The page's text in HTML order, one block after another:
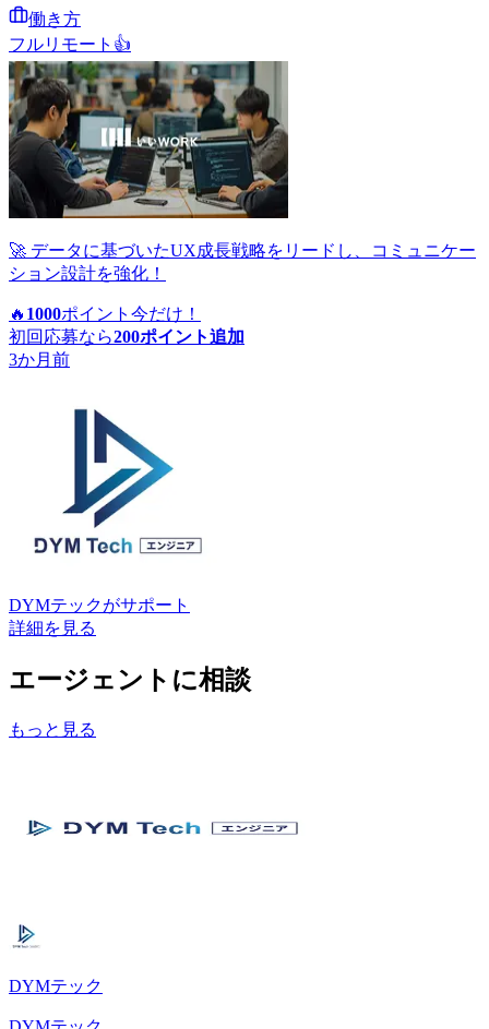
働き方
フルリモート 👍
🚀 データに基づいたUX成長戦略をリードし、コミュニケー
ション設計を強化！
🔥 1000ポイント 今だけ！
初回応募なら200ポイント追加
3か月前
DYMテックがサポート
詳細を見る
エージェントに相談
もっと見る
DYMテック